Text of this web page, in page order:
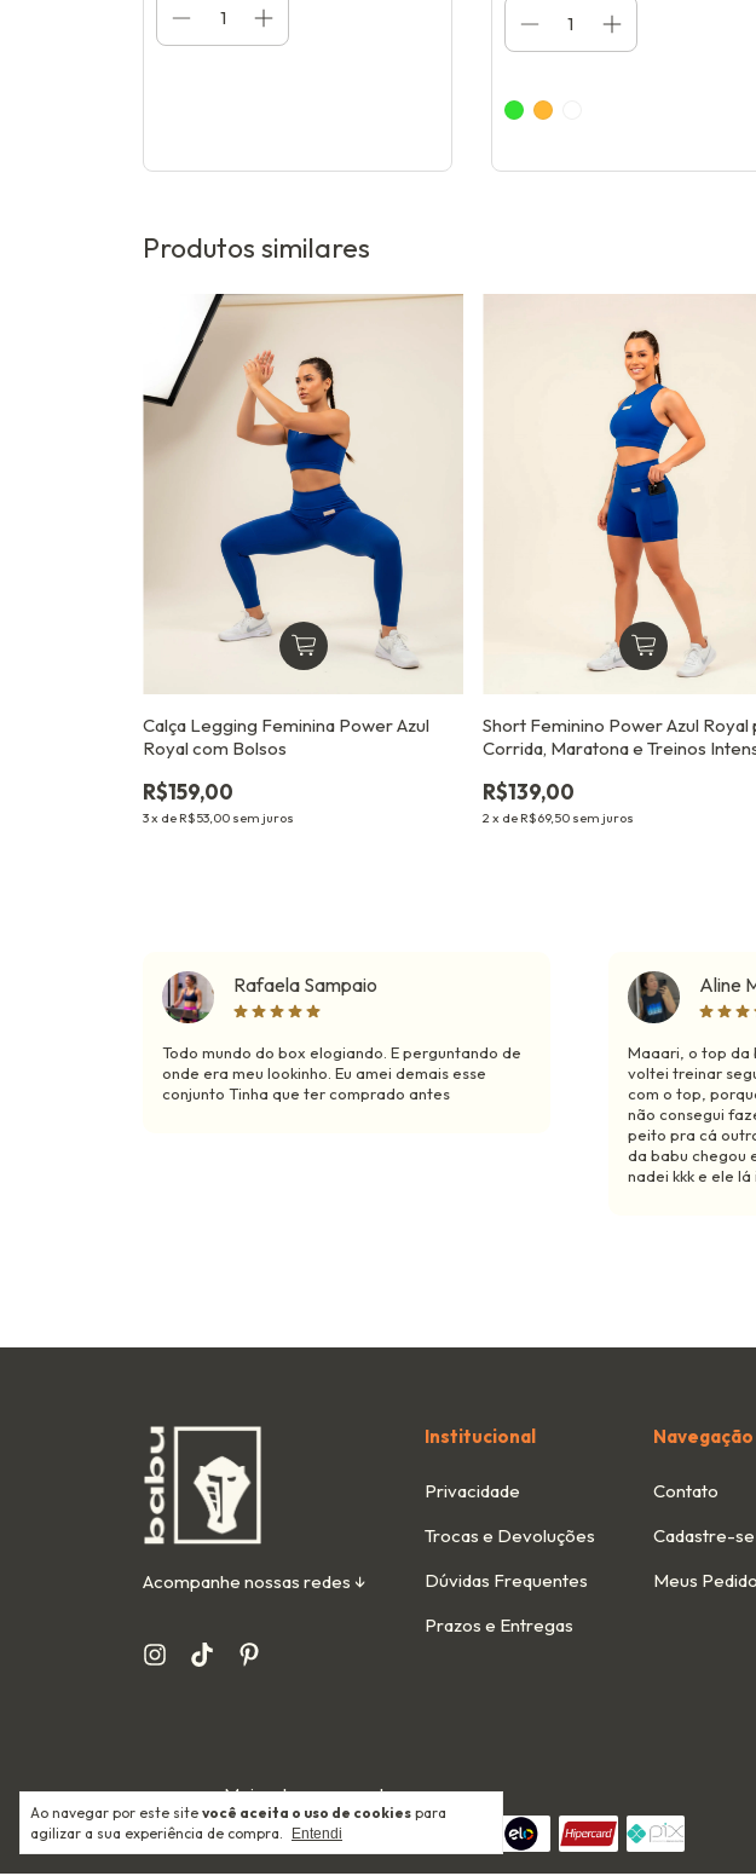
Ao navegar por este site você aceita o uso de cookies para
agilizar a sua experiência de compra.
Entendi
Produtos similares
Calça Legging Feminina Power Azul
Royal com Bolsos
R$159,00
3x de R$53,00 sem juros
Short Feminino Power Azul Royal
Corrida, Maratona e Treinos
R$139,00
2 x de R$69,50 sem juros
Rafaela Sampaio
Todo mundo do box elogiando. E perguntando de
onde era meu lookinho. Eu amei demais esse
conjunto Tinha que ter comprado antes
Aline
Maaari, o top da
voltei treinar
com o top,
não consegui
peito pra cá
da babu chegou
nadei kkk e ele
Acompanhe nossas redes ↓
Institucional
Privacidade
Trocas e Devoluções
Dúvidas Frequentes
Prazos e Entregas
Navegação
Contato
Cadastre-se
Meus
Meios de pagamento